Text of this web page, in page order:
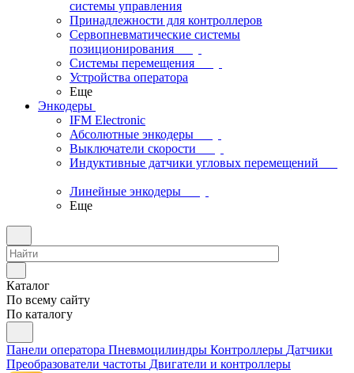
системы управления
Принадлежности для контроллеров
Сервопневматические системы
позиционирования
Системы перемещения
Устройства оператора
Еще
Энкодеры
IFM Electronic
Абсолютные энкодеры
Выключатели скорости
Индуктивные датчики угловых перемещений
Линейные энкодеры
Еще
Каталог
По всему сайту
По каталогу
Панели оператора Пневмоцилиндры Контроллеры Датчики
Преобразователи частоты Двигатели и контроллеры